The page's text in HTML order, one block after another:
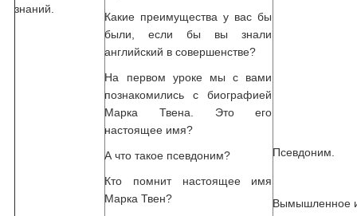
знаний.
Какие преимущества у вас бы
были, если бы вы знали
английский в совершенстве?
На первом уроке мы с вами
познакомились с биографией
Марка Твена. Это его
настоящее имя?
А что такое псевдоним?
Кто помнит настоящее имя
Марка Твен?
Псевдоним.
Вымышленное